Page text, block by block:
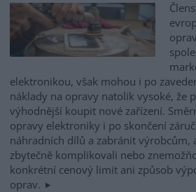
elektronikou, však mohou i po
náklady na opravy natolik vysoké, že
výhodnější koupit nové zařízení.
opravy elektroniky i po skončení
náhradních dílů a zabránit výrobcům,
zbytečně komplikovali nebo
konkrétní cenový limit ani způsob
oprav.